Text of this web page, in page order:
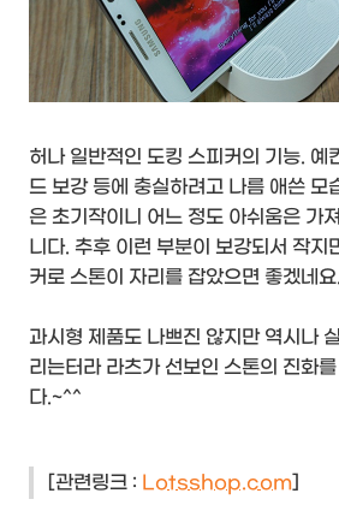
허나 일반적인 도킹 스피커의 기능. 예
드 보강 등에 충실하려고 나름 애쓴 모
은 초기작이니 어느 정도 아쉬움은 가
니다. 추후 이런 부분이 보강되서 작지
커로 스톤이 자리를 잡았으면 좋겠네요.
과시형 제품도 나쁘진 않지만 역시나
리는터라 라츠가 선보인 스톤의 진화
다.~^^
[관련링크 : Lotsshop.com]